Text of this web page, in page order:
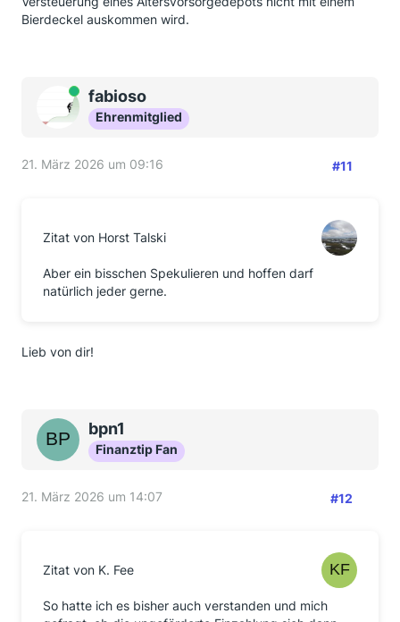
Bierdeckel auskommen wird.
Onlinefabioso
Ehrenmitglied
21. März 2026 um 09:16 #11
Zitat von Horst Talski
Aber ein bisschen Spekulieren und hoffen darf
natürlich jeder gerne.
Lieb von dir!
bpn1
Finanztip Fan
21. März 2026 um 14:07 #12
Zitat von K. Fee
So hatte ich es bisher auch verstanden und mich